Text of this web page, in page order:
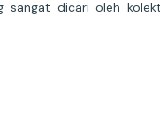
sangat dicari oleh